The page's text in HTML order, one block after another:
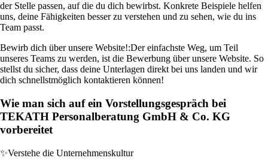
der Stelle passen, auf die du dich bewirbst. Konkrete Beispiele helfen
uns, deine Fähigkeiten besser zu verstehen und zu sehen, wie du ins
Team passt.
Bewirb dich über unsere Website!:Der einfachste Weg, um Teil
unseres Teams zu werden, ist die Bewerbung über unsere Website. So
stellst du sicher, dass deine Unterlagen direkt bei uns landen und wir
dich schnellstmöglich kontaktieren können!
Wie man sich auf ein Vorstellungsgespräch bei
TEKATH Personalberatung GmbH & Co. KG
vorbereitet
✨Verstehe die Unternehmenskultur